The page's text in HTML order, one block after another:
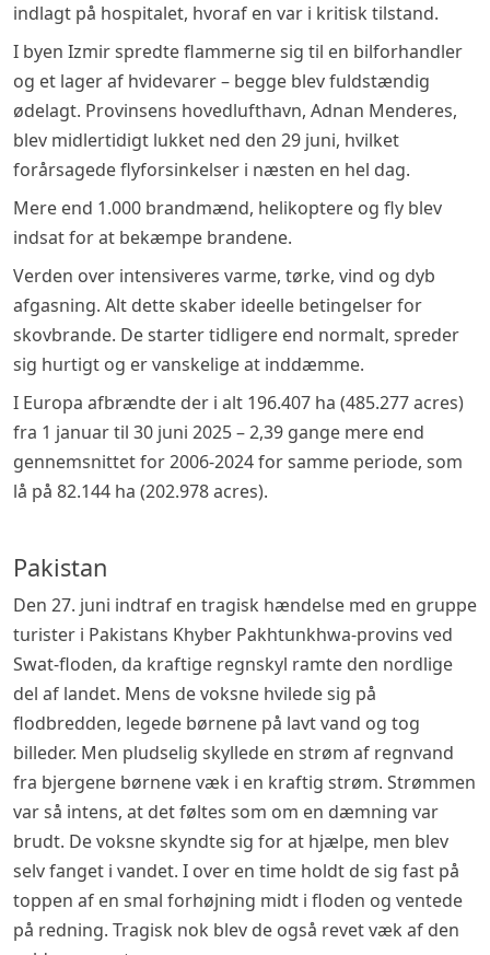
indlagt på hospitalet, hvoraf en var i kritisk tilstand.
I byen Izmir spredte flammerne sig til en bilforhandler
og et lager af hvidevarer – begge blev fuldstændig
ødelagt. Provinsens hovedlufthavn, Adnan Menderes,
blev midlertidigt lukket ned den 29 juni, hvilket
forårsagede flyforsinkelser i næsten en hel dag.
Mere end 1.000 brandmænd, helikoptere og fly blev
indsat for at bekæmpe brandene.
Verden over intensiveres varme, tørke, vind og dyb
afgasning. Alt dette skaber ideelle betingelser for
skovbrande. De starter tidligere end normalt, spreder
sig hurtigt og er vanskelige at inddæmme.
I Europa afbrændte der i alt 196.407 ha (485.277 acres)
fra 1 januar til 30 juni 2025 – 2,39 gange mere end
gennemsnittet for 2006-2024 for samme periode, som
lå på 82.144 ha (202.978 acres).
Pakistan
Den 27. juni indtraf en tragisk hændelse med en gruppe
turister i Pakistans Khyber Pakhtunkhwa-provins ved
Swat-floden, da kraftige regnskyl ramte den nordlige
del af landet. Mens de voksne hvilede sig på
flodbredden, legede børnene på lavt vand og tog
billeder. Men pludselig skyllede en strøm af regnvand
fra bjergene børnene væk i en kraftig strøm. Strømmen
var så intens, at det føltes som om en dæmning var
brudt. De voksne skyndte sig for at hjælpe, men blev
selv fanget i vandet. I over en time holdt de sig fast på
toppen af en smal forhøjning midt i floden og ventede
på redning. Tragisk nok blev de også revet væk af den